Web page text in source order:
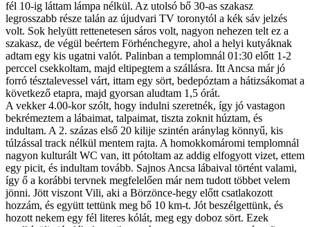
fél 10-ig láttam lámpa nélkül. Az utolsó bő 30-as szakasz
legrosszabb része talán az újudvari TV toronytól a kék sáv jelzés
volt. Sok helyütt rettenetesen sáros volt, nagyon nehezen telt ez a
szakasz, de végül beértem Förhénchegyre, ahol a helyi kutyáknak
adtam egy kis ugatni valót. Palinban a templomnál 01:30 előtt 1-2
perccel csekkoltam, majd eltipegtem a szállásra. Itt Ancsa már jó
forró tésztalevessel várt, ittam egy sört, bedepóztam a hátizsákomat a
következő etapra, majd gyorsan aludtam 1,5 órát.
A vekker 4.00-kor szólt, hogy indulni szeretnék, így jó vastagon
bekrémeztem a lábaimat, talpaimat, tiszta zoknit húztam, és
indultam. A 2. százas első 20 kilije szintén aránylag könnyű, kis
túlzással track nélkül mentem rajta. A homokkomáromi templomnál
nagyon kulturált WC van, itt pótoltam az addig elfogyott vizet, ettem
egy picit, és indultam tovább. Sajnos Ancsa lábaival történt valami,
így ő a korábbi tervnek megfelelően már nem tudott többet velem
jönni. Jött viszont Vili, aki a Börzönce-hegy előtt csatlakozott
hozzám, és együtt tettünk meg bő 10 km-t. Jót beszélgettünk, és
hozott nekem egy fél literes kólát, meg egy doboz sört. Ezek